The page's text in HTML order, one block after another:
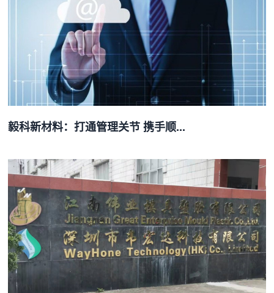
毅科新材料：打通管理关节 携手顺...